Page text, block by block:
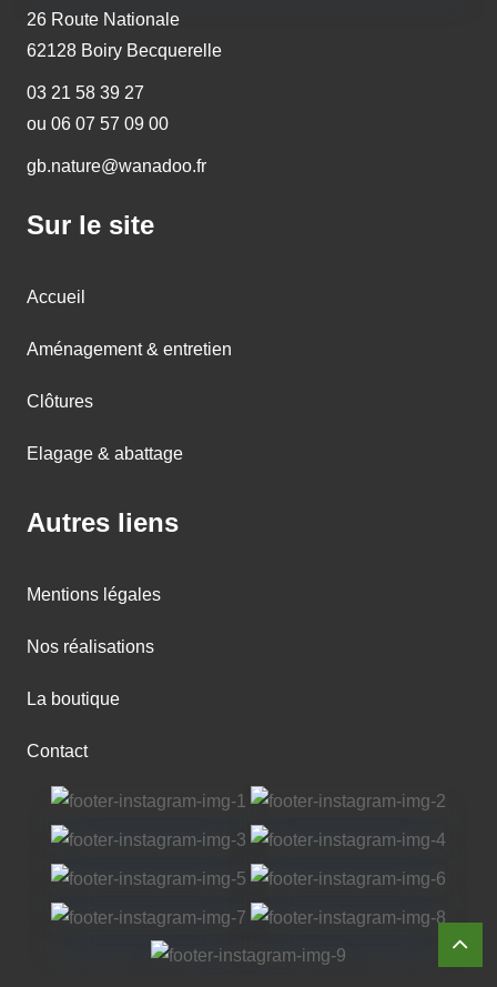
26 Route Nationale
62128 Boiry Becquerelle
03 21 58 39 27
ou 06 07 57 09 00
gb.nature@wanadoo.fr
Sur le site
Accueil
Aménagement & entretien
Clôtures
Elagage & abattage
Autres liens
Mentions légales
Nos réalisations
La boutique
Contact